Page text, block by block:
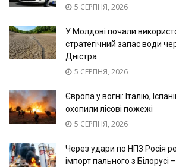
5 СЕРПНЯ, 2026
У Молдові почали
стратегічний запас води
Дністра
5 СЕРПНЯ, 2026
Європа у вогні: Італію,
охопили лісові пожежі
5 СЕРПНЯ, 2026
Через удари по НПЗ Росія
імпорт пального з Білорусі –